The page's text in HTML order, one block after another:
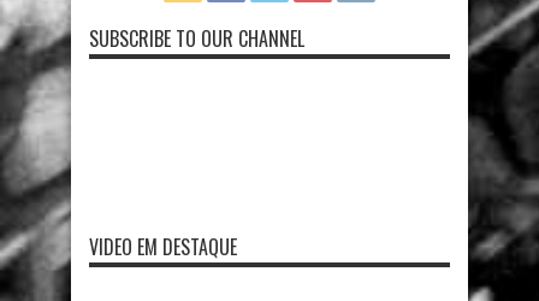
SUBSCRIBE TO OUR CHANNEL
VIDEO EM DESTAQUE